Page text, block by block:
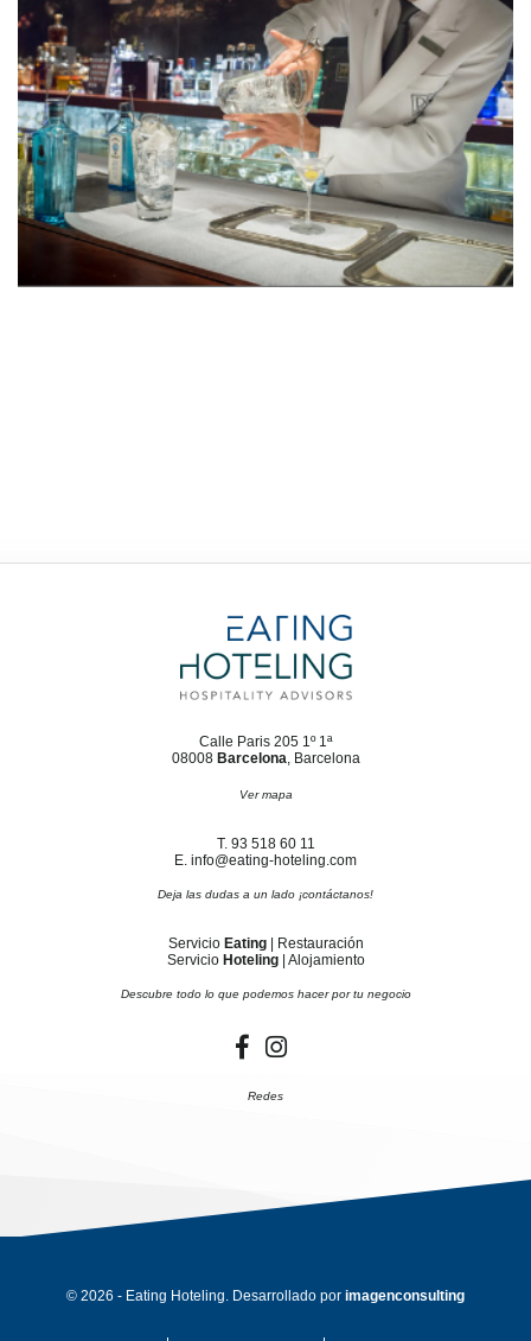
Calle Paris 205 1º 1ª
08008 Barcelona, Barcelona
Ver mapa
T. 93 518 60 11
E. info@eating-hoteling.com
Deja las dudas a un lado ¡contáctanos!
Servicio Eating| Restauración
Servicio Hoteling| Alojamiento
Descubre todo lo que podemos hacer por tu negocio
Redes
© 2026 - Eating Hoteling. Desarrollado por imagenconsulting